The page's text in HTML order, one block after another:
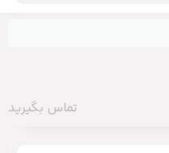
تماس بگیرید